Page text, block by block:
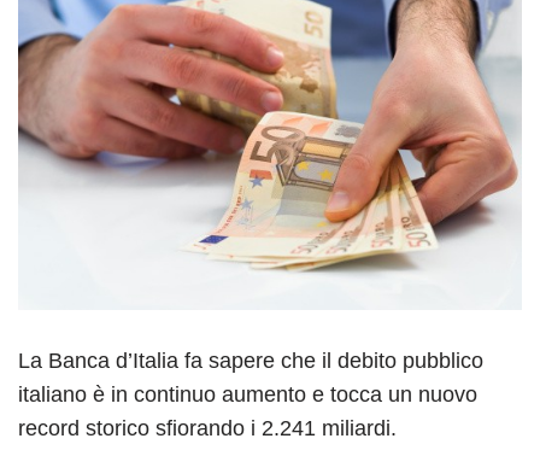
La Banca d’Italia fa sapere che il debito pubblico
italiano è in continuo aumento e tocca un nuovo
record storico sfiorando i 2.241 miliardi.